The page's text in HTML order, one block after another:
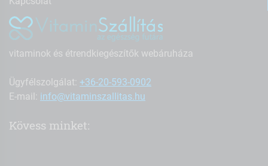
vitaminok és étrendkiegészítők webáruháza
Ügyfélszolgálat: +36-20-593-0902
E-mail: info@vitaminszallitas.hu
Kövess minket: